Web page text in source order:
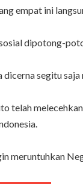
empat ini
dipotong-
segitu
telah
meruntuhkan